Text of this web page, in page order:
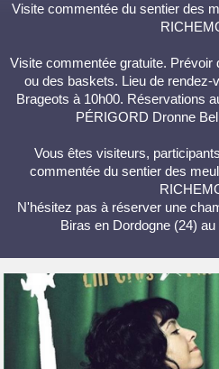
Visite commentée du sentier des
Visite commentée gratuite.
ou des baskets. Lieu de rendez-
Brageots à 10h00. Réservations
PÉRIGORD Dronne
Vous êtes visiteurs,
commentée du sentier des
N'hésitez pas à réserver une
Biras en Dordogne (24)